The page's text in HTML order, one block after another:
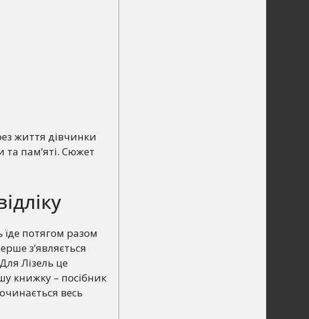
життя дівчинки
та пам’яті. Сюжет
їде потягом разом
з’являється
Лізель це
книжку – посібник
весь